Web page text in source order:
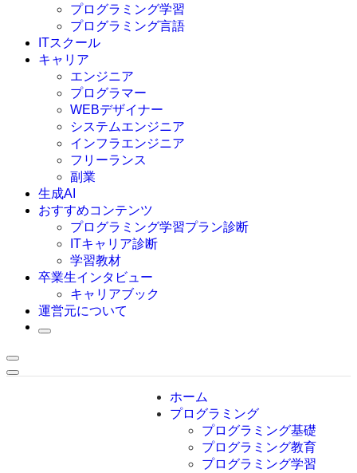
プログラミング学習
プログラミング言語
C言語
C#
VBA
Go言語
Kotlin
Java
JavaScript
Swift
Ruby
その他言語
ITスクール
キャリア
エンジニア
プログラマー
WEBデザイナー
システムエンジニア
インフラエンジニア
フリーランス
副業
生成AI
おすすめコンテンツ
プログラミング学習プラン診断
ITキャリア診断
学習教材
卒業生インタビュー
キャリアブック
運営元について
ホーム
プログラミング
プログラミング基礎
プログラミング教育
プログラミング学習